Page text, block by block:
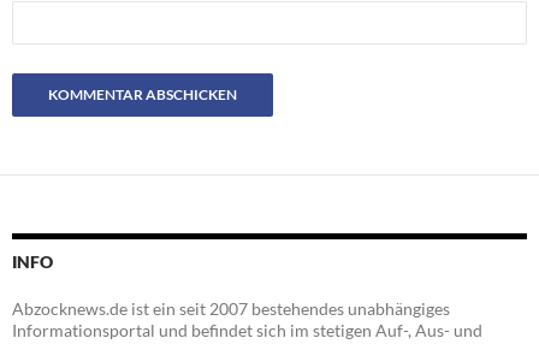
INFO
Abzocknews.de ist ein seit 2007 bestehendes unabhängiges
Informationsportal und befindet sich im stetigen Auf-, Aus- und